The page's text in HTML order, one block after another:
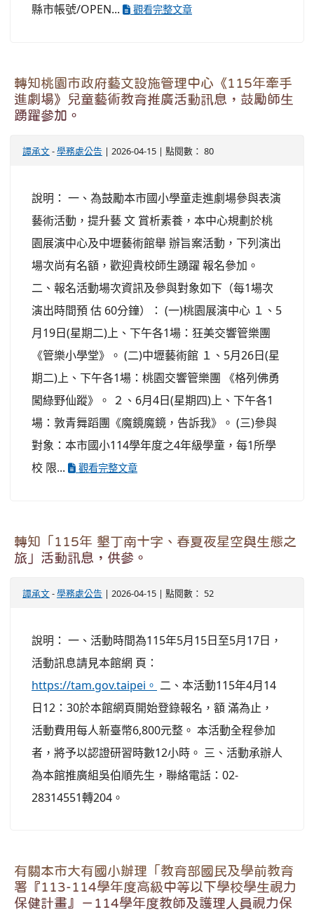
縣市帳號/OPEN... 觀看完整文章
轉知桃園市政府藝文設施管理中心《115年牽手
進劇場》兒童藝術教育推廣活動訊息，鼓勵師生
踴躍參加。
譚承文-學務處公告 | 2026-04-15 | 點閱數： 80
說明： 一、為鼓勵本市國小學童走進劇場參與表演
藝術活動，提升藝 文 賞析素養，本中心規劃於桃
園展演中心及中壢藝術館舉 辦旨案活動，下列演出
場次尚有名額，歡迎貴校師生踴躍 報名參加。
二、報名活動場次資訊及參與對象如下（每1場次
演出時間預 估 60分鐘）： (一)桃園展演中心 １、5
月19日(星期二)上、下午各1場：狂美交響管樂團
《管樂小學堂》。 (二)中壢藝術館 １、5月26日(星
期二)上、下午各1場：桃園交響管樂團 《格列佛勇
闖綠野仙蹤》。 ２、6月4日(星期四)上、下午各1
場：敦青舞蹈團《魔鏡魔鏡，告訴我》。 (三)參與
對象：本市國小114學年度之4年級學童，每1所學
校 限...
觀看完整文章
轉知「115年 墾丁南十字、春夏夜星空與生態之
旅」活動訊息，供參。
譚承文-學務處公告 | 2026-04-15 | 點閱數： 52
說明： 一、活動時間為115年5月15日至5月17日，
活動訊息請見本館網 頁：
https://tam.gov.taipei。 二、本活動115年4月14
日12：30於本館網頁開始登錄報名，額 滿為止，
活動費用每人新臺幣6,800元整。 本活動全程參加
者，將予以認證研習時數12小時。 三、活動承辦人
為本館推廣組吳伯順先生，聯絡電話：02-
28314551轉204。
有關本市大有國小辦理「教育部國民及學前教育
署『113-114學年度高級中等以下學校學生視力
保健計畫』－114學年度教師及護理人員視力保